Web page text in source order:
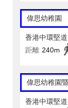
偉思幼稚園
香港中環堅
距離 240m
偉思幼稚園
香港中環堅